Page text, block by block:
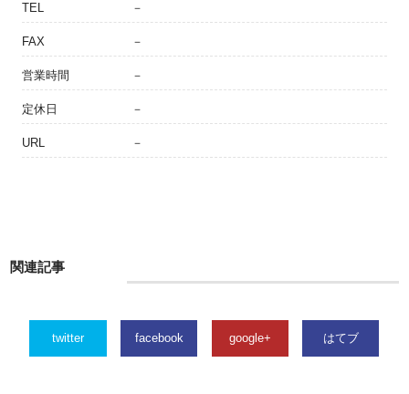
TEL －
FAX －
営業時間 －
定休日 －
URL －
関連記事
twitter facebook google+ はてブ